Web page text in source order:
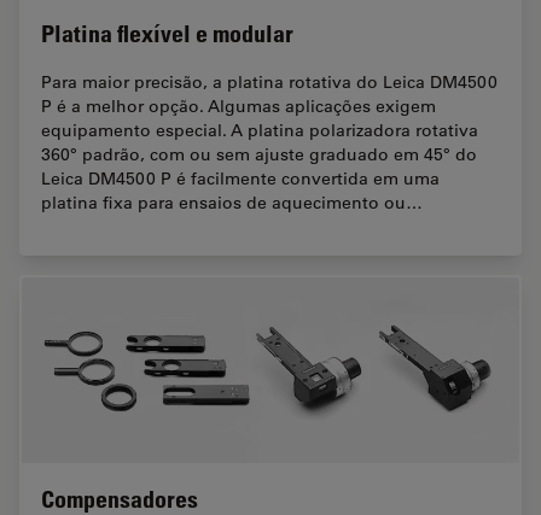
Platina flexível e modular
Para maior precisão, a platina rotativa do Leica DM4500
P é a melhor opção. Algumas aplicações exigem
equipamento especial. A platina polarizadora rotativa
360° padrão, com ou sem ajuste graduado em 45° do
Leica DM4500 P é facilmente convertida em uma
platina fixa para ensaios de aquecimento ou…
Compensadores